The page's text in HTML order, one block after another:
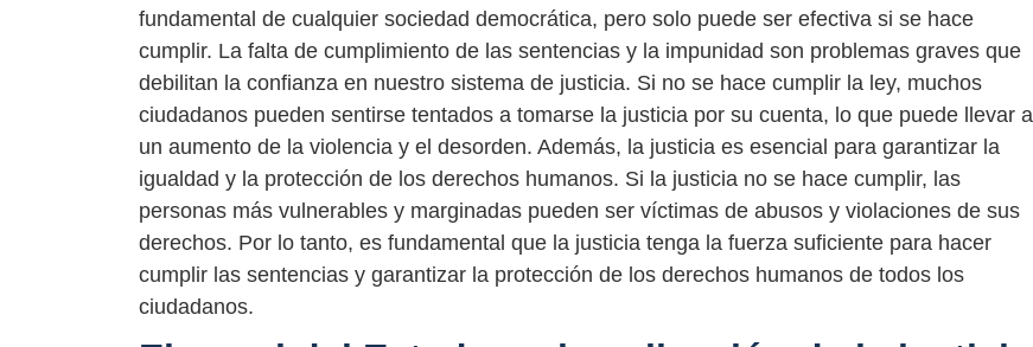
fundamental de cualquier sociedad democrática, pero solo puede ser efectiva si se hace
cumplir. La falta de cumplimiento de las sentencias y la impunidad son problemas graves que
debilitan la confianza en nuestro sistema de justicia. Si no se hace cumplir la ley, muchos
ciudadanos pueden sentirse tentados a tomarse la justicia por su cuenta, lo que puede llevar a
un aumento de la violencia y el desorden. Además, la justicia es esencial para garantizar la
igualdad y la protección de los derechos humanos. Si la justicia no se hace cumplir, las
personas más vulnerables y marginadas pueden ser víctimas de abusos y violaciones de sus
derechos. Por lo tanto, es fundamental que la justicia tenga la fuerza suficiente para hacer
cumplir las sentencias y garantizar la protección de los derechos humanos de todos los
ciudadanos.